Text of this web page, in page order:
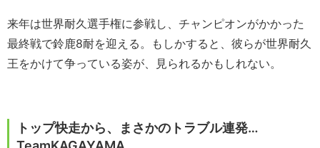
来年は世界耐久選手権に参戦し、チャンピオンがかかった
最終戦で鈴鹿8耐を迎える。もしかすると、彼らが世界耐久
王をかけて争っている姿が、見られるかもしれない。
トップ快走から、まさかのトラブル連発…